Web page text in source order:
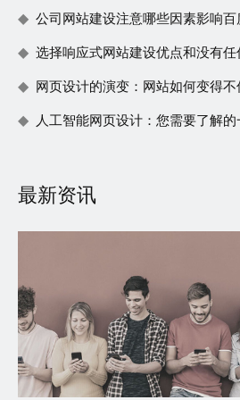
公司网站建设注意哪些因素影响百
选择响应式网站建设优点和没有任
网页设计的演变：网站如何变得
人工智能网页设计：您需要了解的
最新资讯